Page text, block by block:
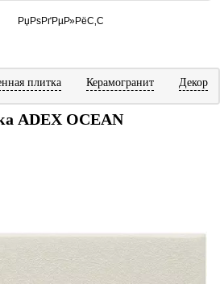
плитка Керамогранит Декор
ADEX OCEAN